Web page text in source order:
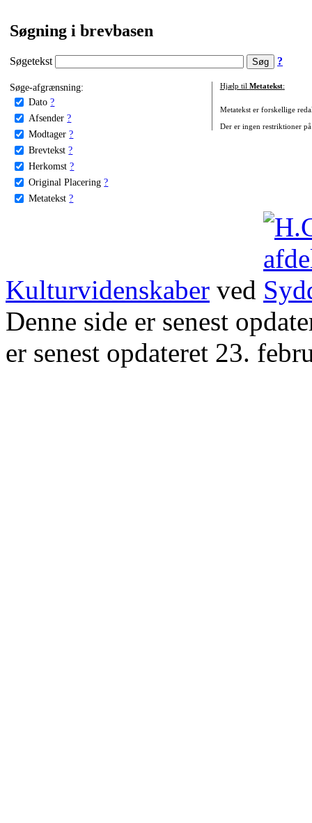
Søgning i brevbasen
Søgetekst ?
Søge-afgrænsning:
Dato ?
Afsender ?
Modtager ?
Brevtekst ?
Herkomst ?
Original Placering ?
Metatekst ?
Hjælp til Metatekst:
Metatekst er forskellige
Der er ingen restriktioner
Kulturvidenskaber ved
Denne side er senest
er senest opdateret 23.